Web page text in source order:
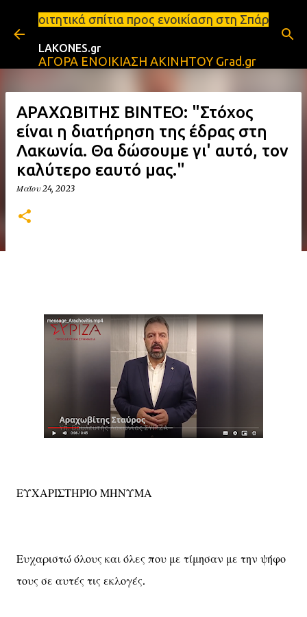
Μετάβαση στο κύριο περιεχόμενο
προς ενοικίαση στη Σπάρτη Ενοικιάσεις
LAKONES.gr
ΑΓΟΡΑ ΕΝΟΙΚΙΑΣΗ ΑΚΙΝΗΤΟΥ Grad.gr
ΑΡΑΧΩΒΙΤΗΣ ΒΙΝΤΕΟ: "Στόχος
είναι η διατήρηση της έδρας στη
Λακωνία. Θα δώσουμε γι' αυτό, τον
καλύτερο εαυτό μας."
Μαΐου 24, 2023
ΕΥΧΑΡΙΣΤΗΡΙΟ ΜΗΝΥΜΑ
Ευχαριστώ όλους και όλες που με τίμησαν με την ψήφο
τους σε αυτές τις εκλογές.